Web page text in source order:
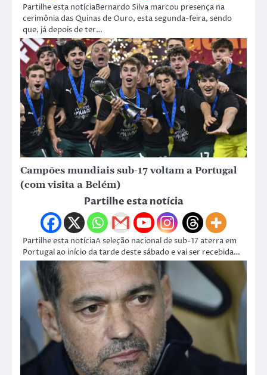
Partilhe esta notíciaBernardo Silva marcou presença na
cerimônia das Quinas de Ouro, esta segunda-feira, sendo
que, já depois de ter…
Campões mundiais sub-17 voltam a Portugal
(com visita a Belém)
Partilhe esta notícia
Partilhe esta notíciaA seleção nacional de sub-17 aterra em
Portugal ao início da tarde deste sábado e vai ser recebida…